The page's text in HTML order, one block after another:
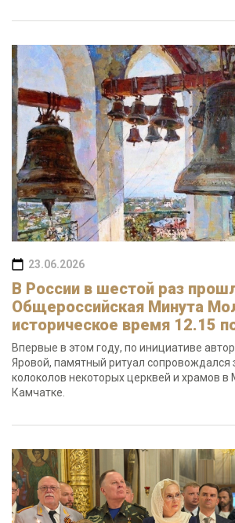
23.06.2026
В России в шестой раз
Общероссийская Минута
историческое время 12.15
Впервые в этом году, по инициативе
Яровой, памятный ритуал сопровождался
колоколов некоторых церквей и храмов в
Камчатке.